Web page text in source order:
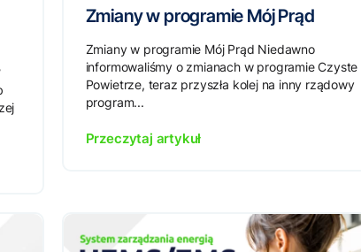
Zmiany w programie Mój Prąd
Zmiany w programie Mój Prąd Niedawno
informowaliśmy o zmianach w programie Czyste
Powietrze, teraz przyszła kolej na inny rządowy
program...
Przeczytaj artykuł